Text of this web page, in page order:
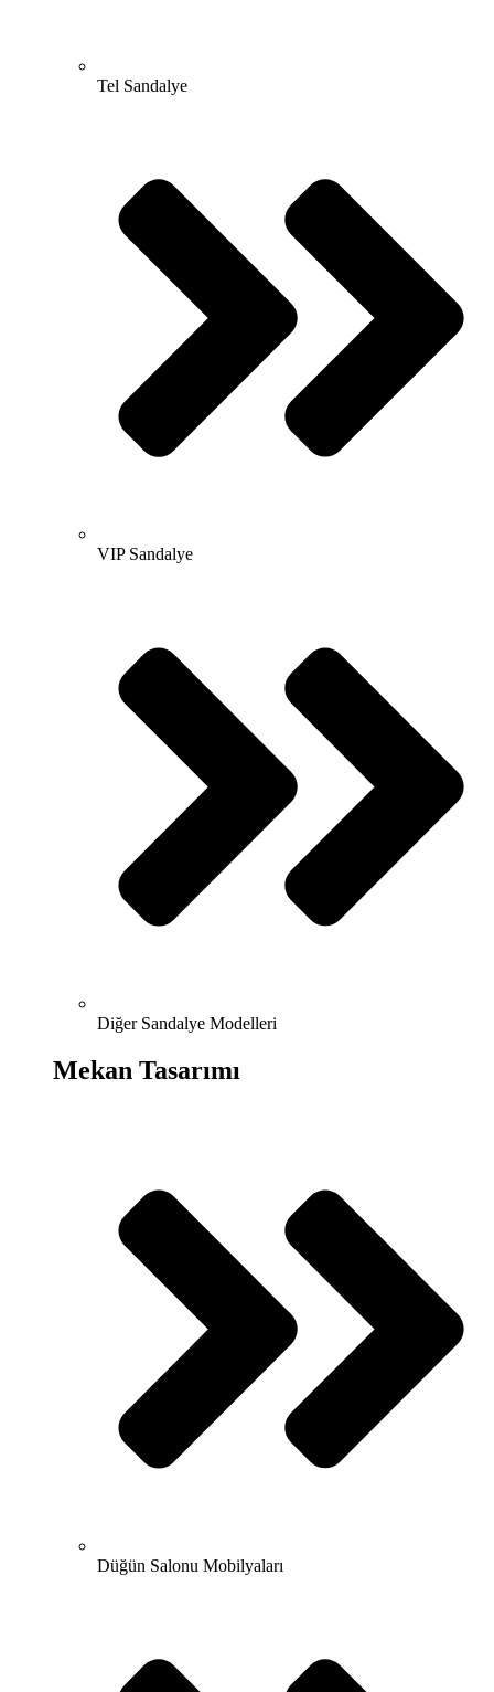
Tel Sandalye
VIP Sandalye
Diğer Sandalye Modelleri
Mekan Tasarımı
Düğün Salonu Mobilyaları